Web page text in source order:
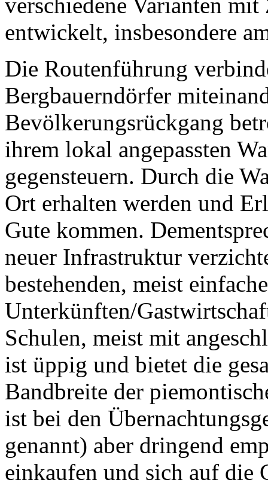
verschiedene Varianten
entwickelt, insbesondere
Die Routenführung
Bergbauerndörfer
Bevölkerungsrückgang
ihrem lokal angepassten
gegensteuern. Durch die
Ort erhalten werden und
Gute kommen.
neuer Infrastruktur
bestehenden, meist
Unterkünften/
Schulen, meist mit
ist üppig und bietet die
Bandbreite der
ist bei den
genannt) aber dringend
einkaufen und sich auf die